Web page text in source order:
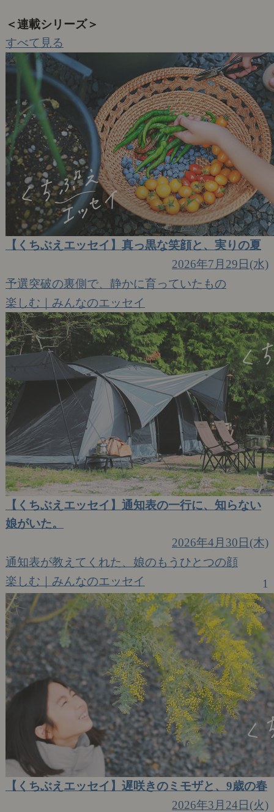
＜連載シリーズ＞
すべて見る
【くちぶえエッセイ】真っ黒な笑顔と、実りの夏
2026年7月29日(水)
予選突破の裏側で、静かに育っていたもの
楽しむ｜みんなのエッセイ
【くちぶえエッセイ】通知表の一行に、知らない
娘がいた。
2026年4月30日(木)
通知表が教えてくれた、娘のもうひとつの顔
楽しむ｜みんなのエッセイ
1
【くちぶえエッセイ】遅咲きのミモザと、9歳の春
2026年3月24日(火)